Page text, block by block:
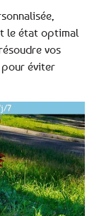
le état optimal
vos
éviter